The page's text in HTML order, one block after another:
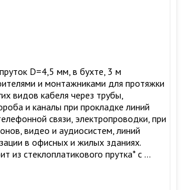
D=4,5 мм, в бухте, 3 м
и монтажниками для протяжки
видов кабеля через трубы,
и каналы при прокладке линий
связи, электропроводки, при
видео и аудиосистем, линий
в офисных и жилых зданиях.
из стеклоплатикового прутка* с …